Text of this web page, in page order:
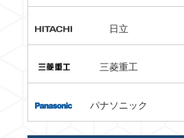
日立
三菱重工
パナソニック